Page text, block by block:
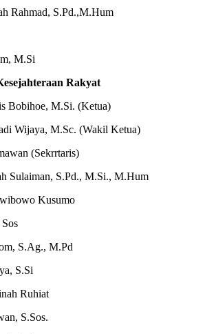
Rahmad, S.Pd.,M.Hum
M.Si
Rakyat
M.Si. (Ketua)
Wijaya, M.Sc. (Wakil Ketua)
(Sekrrtaris)
S.Pd., M.Si., M.Hum
Kusumo
S.Ag., M.Pd
S.Si
Ruhiat
S.Sos.